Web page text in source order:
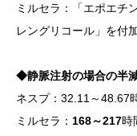
ミルセラ：「エポエチ
レングリコール」を付
◆静脈注射の場合の半
ネスプ：32.11～48.67
ミルセラ： 168～217時